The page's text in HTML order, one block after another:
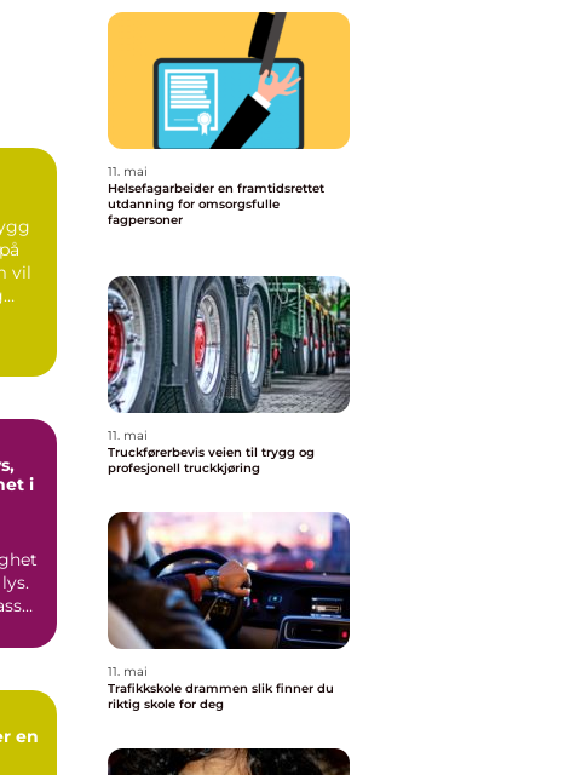
vil
i
11. mai
Helsefagarbeider en framtidsrettet
utdanning for omsorgsfulle
fagpersoner
11. mai
Truckførerbevis veien til trygg og
profesjonell truckkjøring
11. mai
Trafikkskole drammen slik finner du
riktig skole for deg